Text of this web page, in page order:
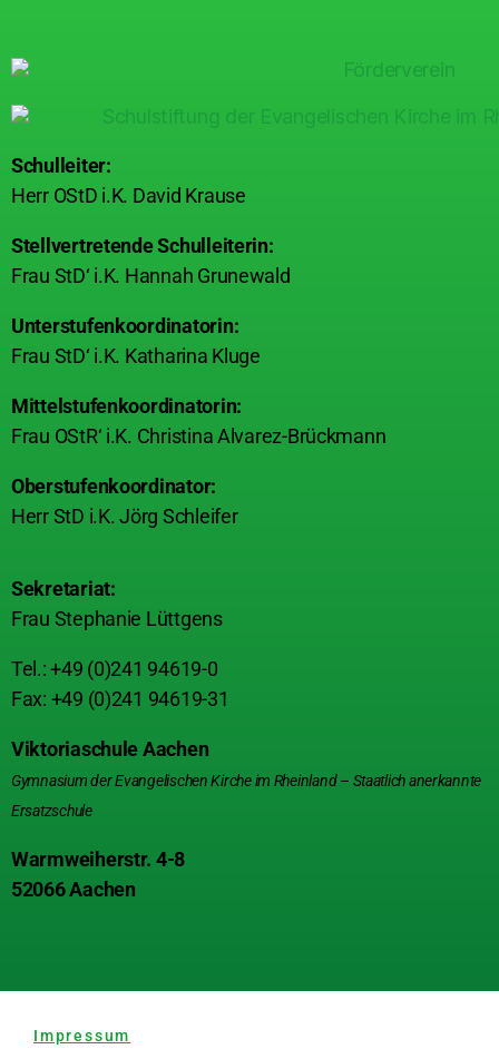
Schulleiter:
Herr OStD i.K. David Krause
Stellvertretende Schulleiterin:
Frau StD‘ i.K. Hannah Grunewald
Unterstufenkoordinatorin:
Frau StD‘ i.K. Katharina Kluge
Mittelstufenkoordinatorin:
Frau OStR‘ i.K. Christina Alvarez-Brückmann
Oberstufenkoordinator:
Herr StD i.K. Jörg Schleifer
Sekretariat:
Frau Stephanie Lüttgens
Tel.: +49 (0)241 94619-0
Fax: +49 (0)241 94619-31
Viktoriaschule Aachen
Gymnasium der Evangelischen Kirche im Rheinland – Staatlich anerkannte
Ersatzschule
Warmweiherstr. 4-8
52066 Aachen
Impressum